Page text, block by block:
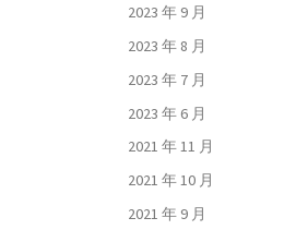
2023 年 9 月
2023 年 8 月
2023 年 7 月
2023 年 6 月
2021 年 11 月
2021 年 10 月
2021 年 9 月